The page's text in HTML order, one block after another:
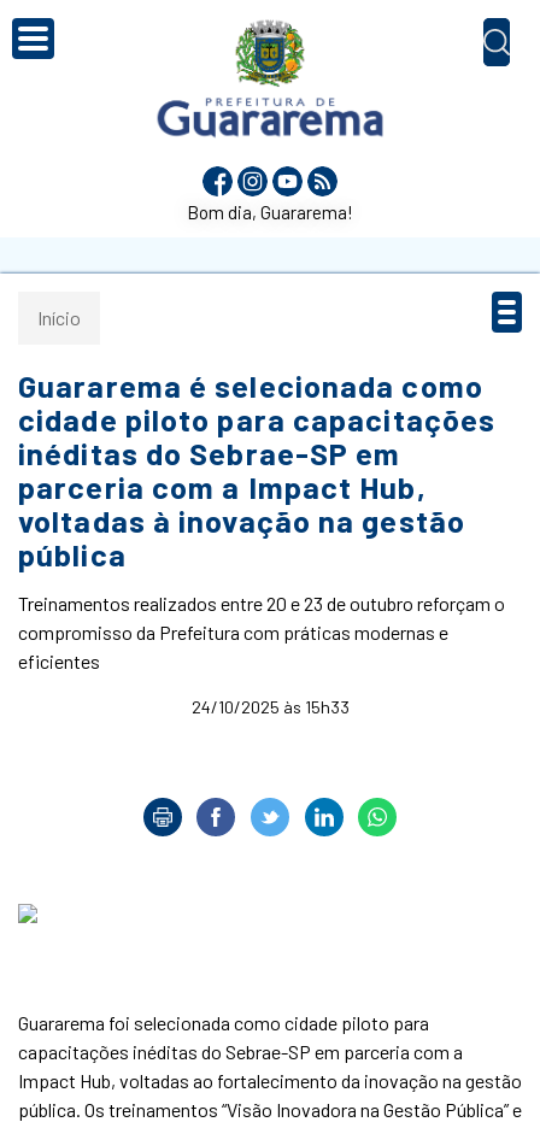
Bom dia, Guararema!
Início
Guararema é selecionada como
cidade piloto para capacitações
inéditas do Sebrae-SP em
parceria com a Impact Hub,
voltadas à inovação na gestão
pública
Treinamentos realizados entre 20 e 23 de outubro reforçam o
compromisso da Prefeitura com práticas modernas e
eficientes
24/10/2025 às 15h33
Guararema foi selecionada como cidade piloto para
capacitações inéditas do Sebrae-SP em parceria com a
Impact Hub, voltadas ao fortalecimento da inovação na gestão
pública. Os treinamentos “Visão Inovadora na Gestão Pública” e